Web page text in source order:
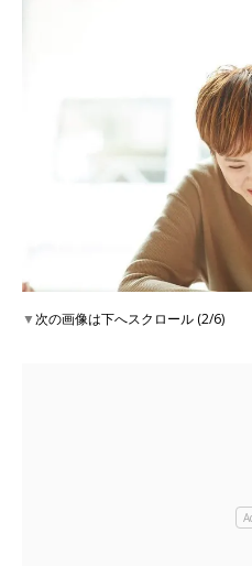
▼次の画像は下へスクロール (2/6)